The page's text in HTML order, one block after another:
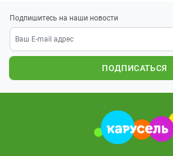
Подпишитесь на наши новости
ПОДПИСАТЬСЯ